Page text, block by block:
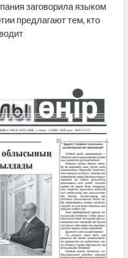
заговорила языком
предлагают тем, кто